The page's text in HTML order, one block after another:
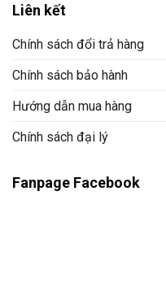
Liên kết
Chính sách đổi trả hàng
Chính sách bảo hành
Hướng dẫn mua hàng
Chính sách đại lý
Fanpage Facebook